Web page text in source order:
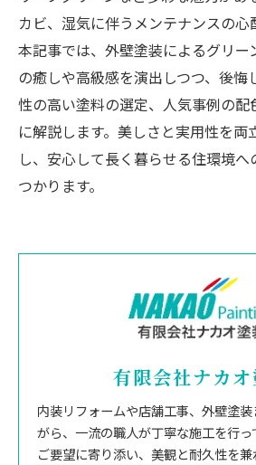
カビ、湿気に伴うメンテナンスの心
本記事では、外壁塗装によるグリー
の癒しや高級感を演出しつつ、後悔
性の高い塗料の選定、人気事例の配
に解説します。美しさと実用性を両
し、安心して長く暮らせる住環境
つかります。
有限会社ナカ
内装リフォームや店舗工事、外壁塗
がら、一流の職人が丁寧な施工を行
ご要望に寄り添い、美観と耐久性を